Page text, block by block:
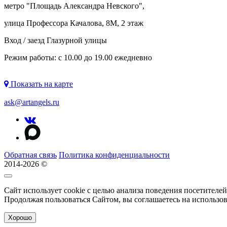
метро "Площадь Александра Невского",
улица Профессора Качалова, 8М, 2 этаж
Вход / заезд Глазурной улицы
Режим работы: с 10.00 до 19.00 ежедневно
Показать на карте
ask@artangels.ru
Обратная связь Политика конфиденциальности
2014-2026 ©
Сайт использует cookie с целью анализа поведения
Продолжая пользоваться Сайтом, вы соглашаетесь на
Хорошо